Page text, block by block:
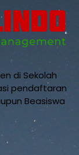
di Sekolah
pendaftaran
Beasiswa